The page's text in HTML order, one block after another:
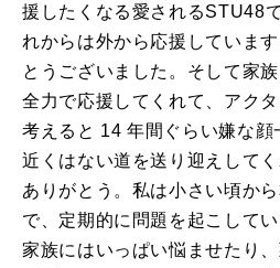
援したくなる愛されるSTU48
れからは外から応援していま
とうございました。そして家
全力で応援してくれて、アク
考えると 14 年間ぐらい嫌な顔
近くはない道を送り迎えして
ありがとう。私は小さい頃か
で、定期的に問題を起こして
家族にはいっぱい悩ませたり